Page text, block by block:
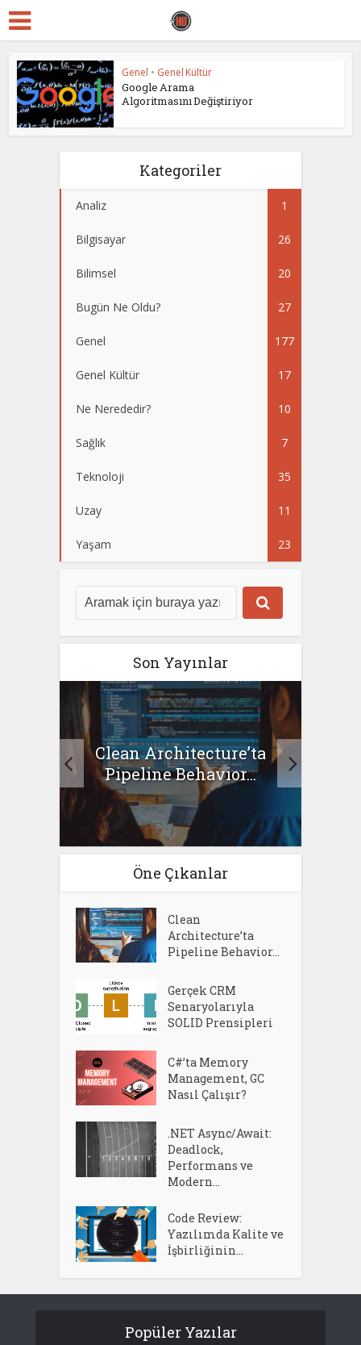
Genel • Genel Kültür
Google Arama
Algoritmasını Değiştiriyor
Kategoriler
Analiz 1
Bilgisayar 26
Bilimsel 20
Bugün Ne Oldu? 27
Genel 177
Genel Kültür 17
Ne Nerededir? 10
Sağlık 7
Teknoloji 35
Uzay 11
Yaşam 23
Son Yayınlar
Clean Architecture’ta
Pipeline Behavior...
Öne Çıkanlar
Clean
Architecture’ta
Pipeline Behavior...
Gerçek CRM
Senaryolarıyla
SOLID Prensipleri
C#’ta Memory
Management, GC
Nasıl Çalışır?
.NET Async/Await:
Deadlock,
Performans ve
Modern...
Code Review:
Yazılımda Kalite ve
İşbirliğinin...
Popüler Yazılar